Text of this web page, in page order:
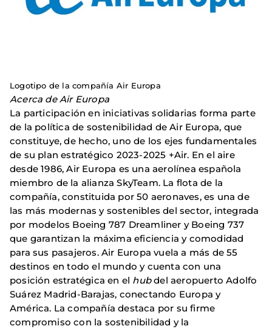
Logotipo de la compañía Air Europa
Acerca de Air Europa
La participación en iniciativas solidarias forma parte
de la política de sostenibilidad de Air Europa, que
constituye, de hecho, uno de los ejes fundamentales
de su plan estratégico 2023-2025 +Air. En el aire
desde 1986, Air Europa es una aerolínea española
miembro de la alianza SkyTeam. La flota de la
compañía, constituida por 50 aeronaves, es una de
las más modernas y sostenibles del sector, integrada
por modelos Boeing 787 Dreamliner y Boeing 737
que garantizan la máxima eficiencia y comodidad
para sus pasajeros. Air Europa vuela a más de 55
destinos en todo el mundo y cuenta con una
posición estratégica en el hubdel aeropuerto Adolfo
Suárez Madrid-Barajas, conectando Europa y
América. La compañía destaca por su firme
compromiso con la sostenibilidad y la